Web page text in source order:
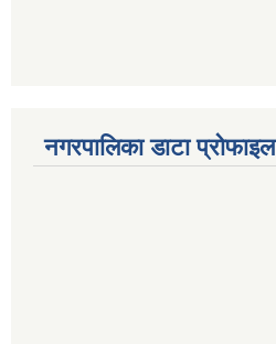
नगरपालिका डाटा प्रोफाइल